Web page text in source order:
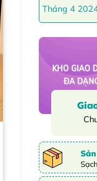
Tháng 4